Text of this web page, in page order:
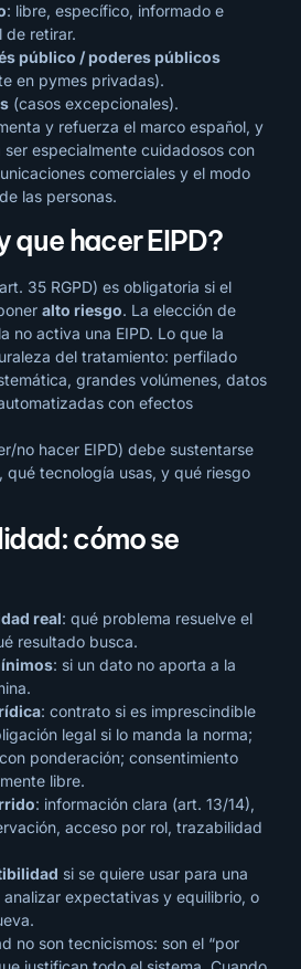
: libre, específico, informado e
de retirar.
público / poderes públicos
en pymes privadas).
(casos excepcionales).
y refuerza el marco español, y
especialmente cuidadosos con
comerciales y el modo
las personas.
que hacer EIPD?
35 RGPD) es obligatoria si el
alto riesgo. La elección de
no activa una EIPD. Lo que la
del tratamiento: perfilado
grandes volúmenes, datos
con efectos
no hacer EIPD) debe sustentarse
qué tecnología usas, y qué riesgo
cómo se
real: qué problema resuelve el
resultado busca.
: si un dato no aporta a la
: contrato si es imprescindible
legal si lo manda la norma;
ponderación; consentimiento
libre.
: información clara (art. 13/14),
acceso por rol, trazabilidad
si se quiere usar para una
expectativas y equilibrio, o
no son tecnicismos: son el “por